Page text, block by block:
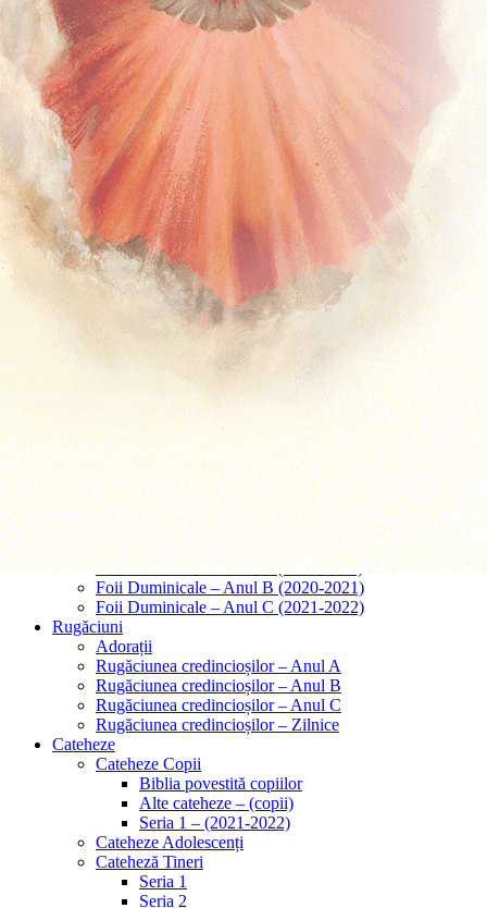
Timpul Crăciunului
Postul Mare
Timpul Pascal
Timpul de peste an – Anul 1
Timpul de peste an – Anul 2
Predici
Duminicale
Predici Duminicale (Anul A)
Predici Duminicale (Anul B)
Predici Duminicale (Anul C)
Zilnice
Advent
Crăciun
Postul Mare
Timpul Pascal
Timpul de peste an
Solemnități și Sărbători
Sacramente – Predici
Predici – Botezuri
Predici – Căsătorii
Predici – Înmormântări
Tematice
Papa Francisc
Cred in Isus Cristos
Cred în Dumnezeu
Predici – Taina Iubirii
Comentarii
Foii Duminicale
Foii Duminicale – Anul A (2019-2020)
Foii Duminicale – Anul B (2020-2021)
Foii Duminicale – Anul C (2021-2022)
Rugăciuni
Adorații
Rugăciunea credincioșilor – Anul A
Rugăciunea credincioșilor – Anul B
Rugăciunea credincioșilor – Anul C
Rugăciunea credincioșilor – Zilnice
Cateheze
Cateheze Copii
Biblia povestită copiilor
Alte cateheze – (copii)
Seria 1 – (2021-2022)
Cateheze Adolescenți
Cateheză Tineri
Seria 1
Seria 2